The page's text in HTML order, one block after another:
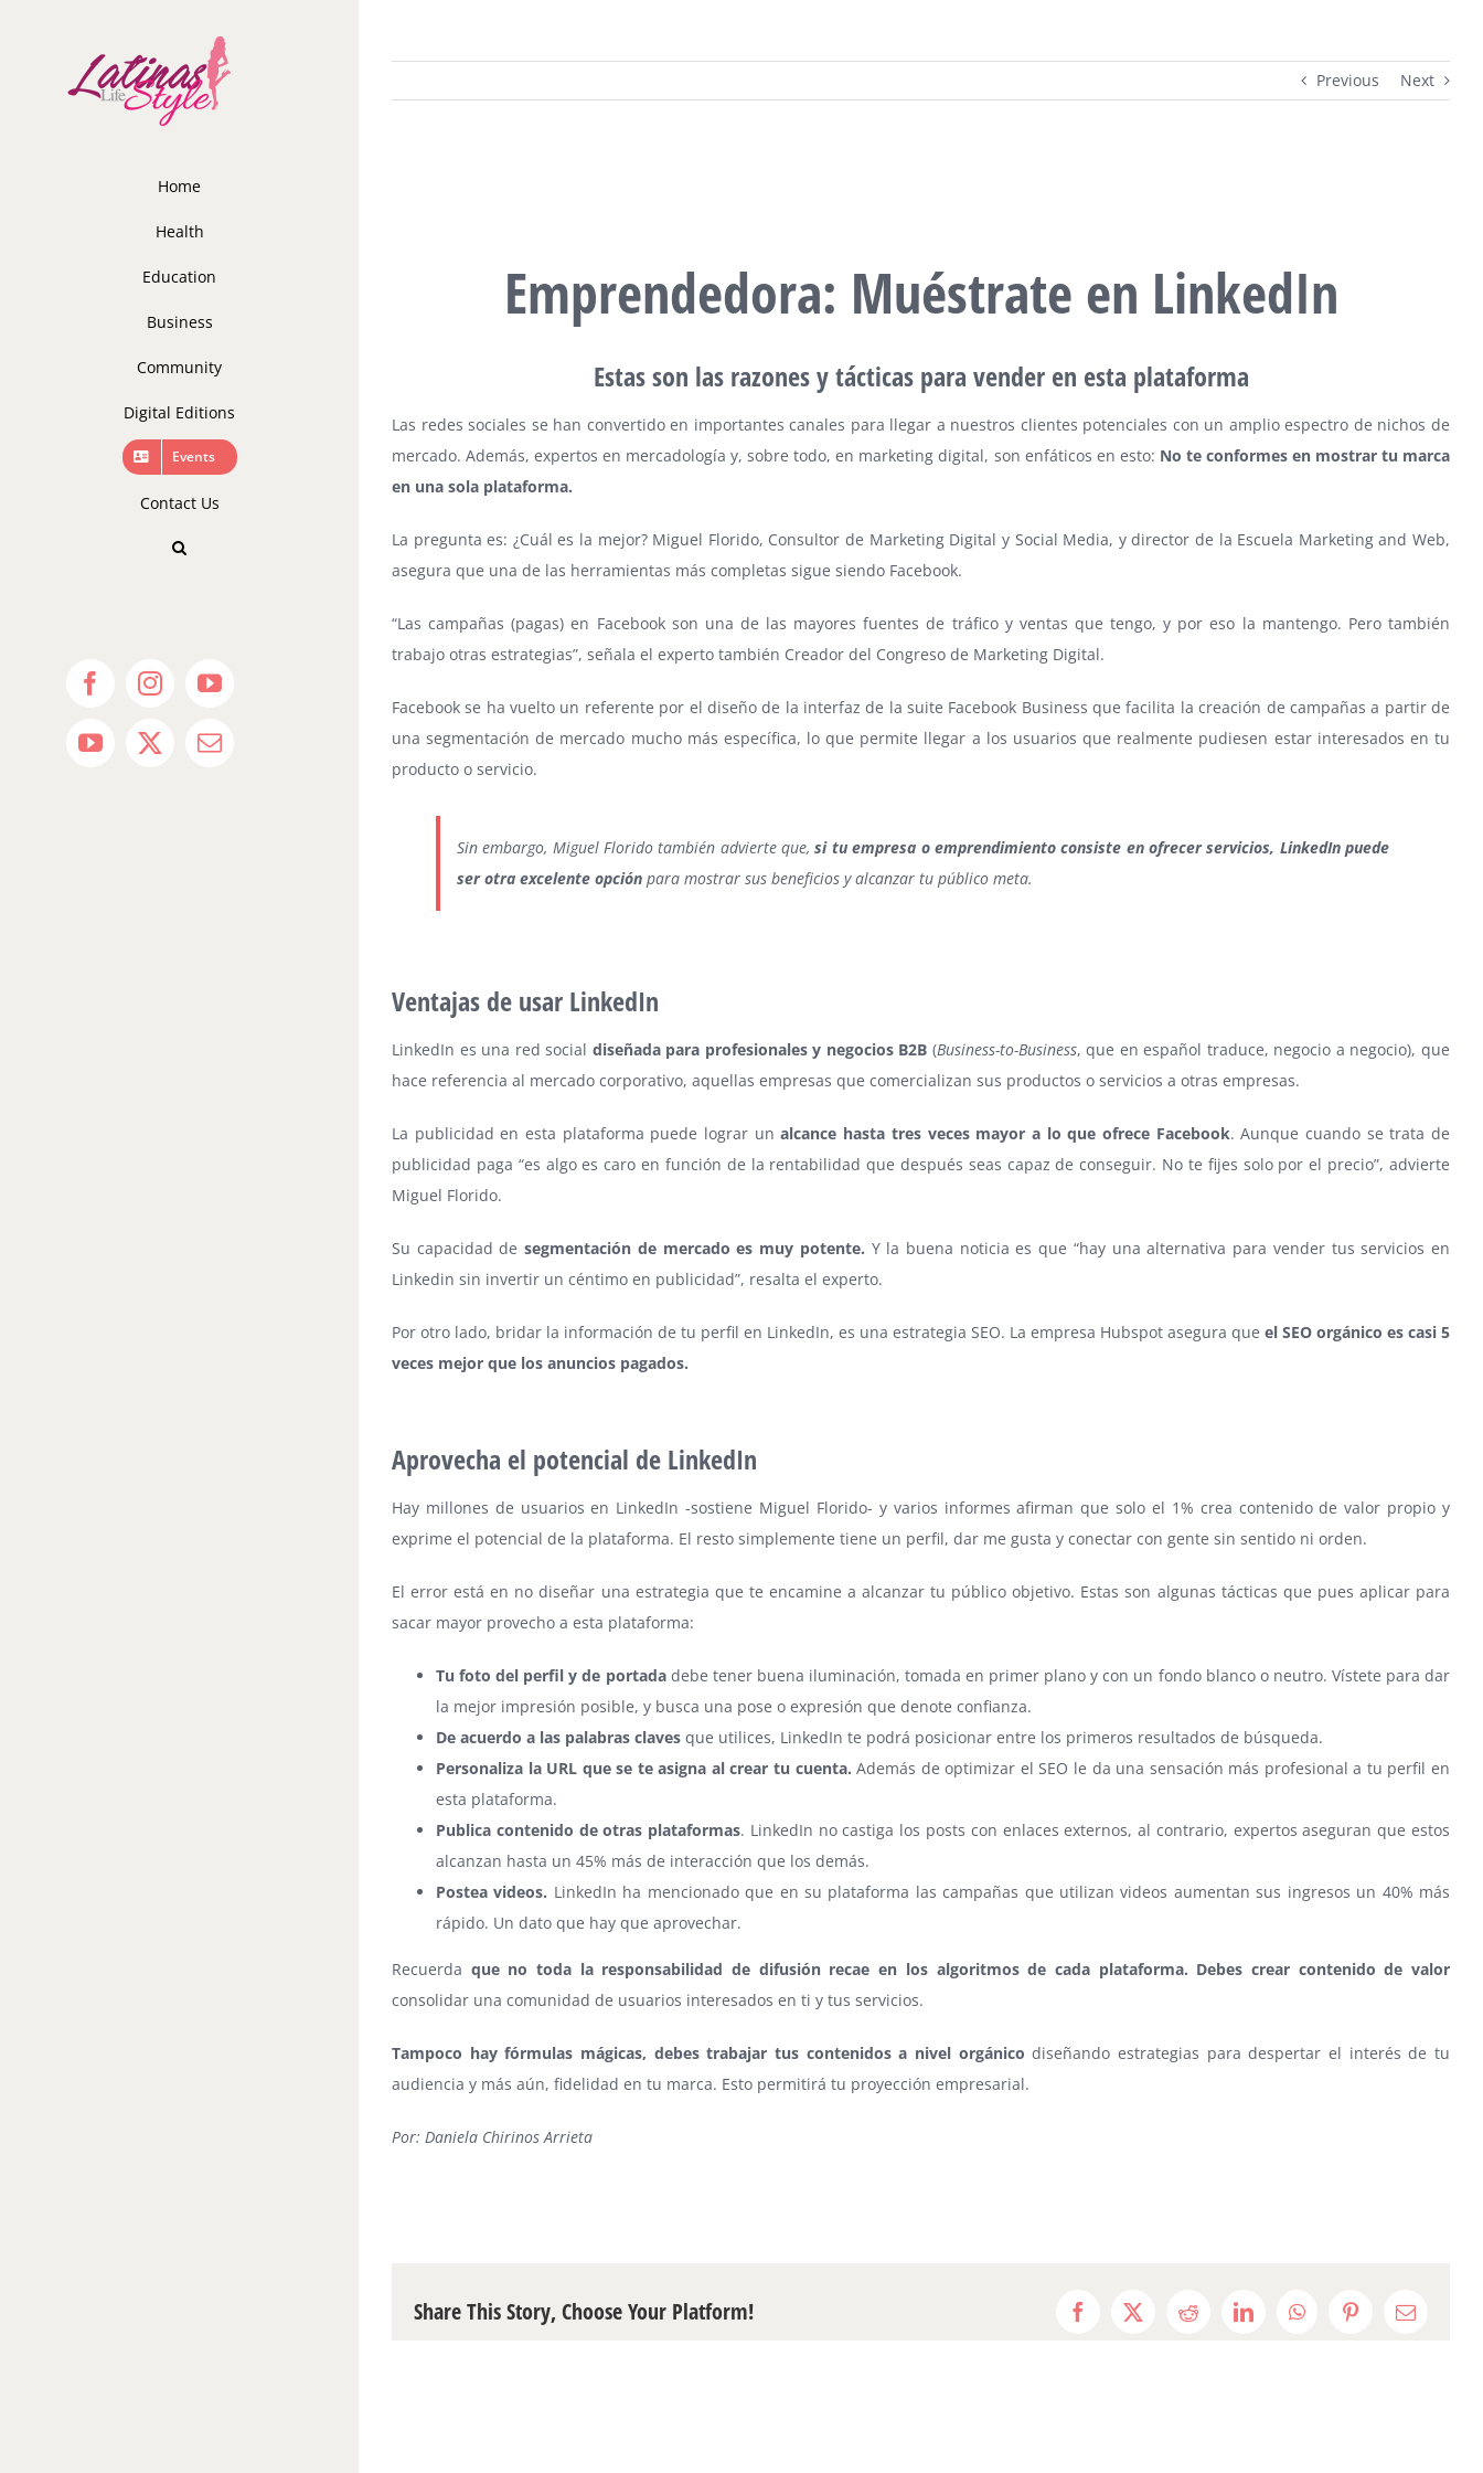
Home
Health
Education
Business
Community
Digital Editions
Events
Contact Us
FacebookInstagramYouTube
YouTube
X Email
Previous Next
Emprendedora: Muéstrate en LinkedIn
Estas son las razones y tácticas para vender en esta plataforma
Las redes sociales se han convertido en importantes canales para llegar a nuestros clientes potenciales con un amplio espectro de nichos de
mercado. Además, expertos en mercadología y, sobre todo, en marketing digital, son enfáticos en esto: No te conformes en mostrar tu marca
en una sola plataforma.
La pregunta es: ¿Cuál es la mejor? Miguel Florido, Consultor de Marketing Digital y Social Media, y director de la Escuela Marketing and Web,
asegura que una de las herramientas más completas sigue siendo Facebook.
“Las campañas (pagas) en Facebook son una de las mayores fuentes de tráfico y ventas que tengo, y por eso la mantengo. Pero también
trabajo otras estrategias”, señala el experto también Creador del Congreso de Marketing Digital.
Facebook se ha vuelto un referente por el diseño de la interfaz de la suite Facebook Business que facilita la creación de campañas a partir de
una segmentación de mercado mucho más específica, lo que permite llegar a los usuarios que realmente pudiesen estar interesados en tu
producto o servicio.
Sin embargo, Miguel Florido también advierte que,si tu empresa o emprendimiento consiste en ofrecer servicios, LinkedIn puede
ser otra excelente opción para mostrar sus beneficios y alcanzar tu público meta.
Ventajas de usar LinkedIn
LinkedIn es una red social diseñada para profesionales y negocios B2B (Business-to-Business, que en español traduce, negocio a negocio), que
hace referencia al mercado corporativo, aquellas empresas que comercializan sus productos o servicios a otras empresas.
La publicidad en esta plataforma puede lograr unalcance hasta tres veces mayor a lo que ofrece Facebook. Aunque cuando se trata de
publicidad paga “es algo es caro en función de la rentabilidad que después seas capaz de conseguir. No te fijes solo por el precio”, advierte
Miguel Florido.
Su capacidad desegmentación de mercado es muy potente. Y la buena noticia es que “hay una alternativa para vender tus servicios en
Linkedin sin invertir un céntimo en publicidad”, resalta el experto.
Por otro lado, bridar la información de tu perfil en LinkedIn, es una estrategia SEO. La empresa Hubspot asegura que el SEO orgánico es casi 5
veces mejor que los anuncios pagados.
Aprovecha el potencial de LinkedIn
Hay millones de usuarios en LinkedIn -sostiene Miguel Florido- y varios informes afirman que solo el 1% crea contenido de valor propio y
exprime el potencial de la plataforma. El resto simplemente tiene un perfil, dar me gusta y conectar con gente sin sentido ni orden.
El error está en no diseñar una estrategia que te encamine a alcanzar tu público objetivo. Estas son algunas tácticas que pues aplicar para
sacar mayor provecho a esta plataforma:
Tu foto del perfil y de portadadebe tener buena iluminación, tomada en primer plano y con un fondo blanco o neutro. Vístete para dar
la mejor impresión posible, y busca una pose o expresión que denote confianza.
De acuerdo a las palabras claves que utilices, LinkedIn te podrá posicionar entre los primeros resultados de búsqueda.
Personaliza la URL que se te asigna al crear tu cuenta. Además de optimizar el SEO le da una sensación más profesional a tu perfil en
esta plataforma.
Publica contenido de otras plataformas. LinkedIn no castiga los posts con enlaces externos, al contrario, expertos aseguran que estos
alcanzan hasta un 45% más de interacción que los demás.
Postea videos. LinkedIn ha mencionado que en su plataforma las campañas que utilizan videos aumentan sus ingresos un 40% más
rápido. Un dato que hay que aprovechar.
Recuerda que no toda la responsabilidad de difusión recae en los algoritmos de cada plataforma. Debes crear contenido de valor
consolidar una comunidad de usuarios interesados en ti y tus servicios.
Tampoco hay fórmulas mágicas, debes trabajar tus contenidos a nivel orgánico diseñando estrategias para despertar el interés de tu
audiencia y más aún, fidelidad en tu marca. Esto permitirá tu proyección empresarial.
Por: Daniela Chirinos Arrieta
Share This Story, Choose Your Platform! Facebook
X RedditLinkedInWhatsAppPinterestEmail